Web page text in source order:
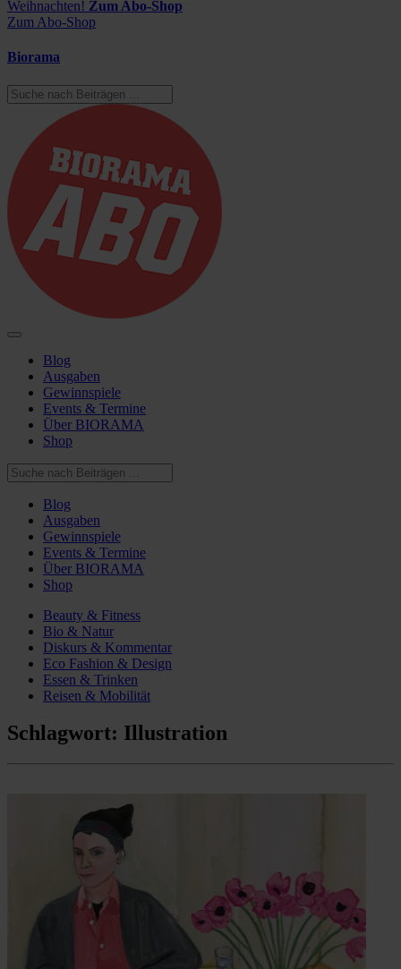
Weihnachten! Zum Abo-Shop
Zum Abo-Shop
Biorama
Blog
Ausgaben
Gewinnspiele
Events & Termine
Über BIORAMA
Shop
Blog
Ausgaben
Gewinnspiele
Events & Termine
Über BIORAMA
Shop
Beauty & Fitness
Bio & Natur
Diskurs & Kommentar
Eco Fashion & Design
Essen & Trinken
Reisen & Mobilität
Schlagwort: Illustration